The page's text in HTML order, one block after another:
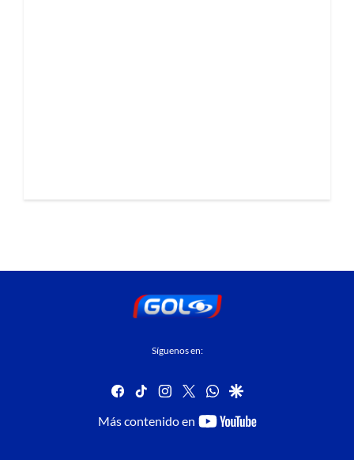
Síguenos en:
facebook
tiktok instagram
twitterwhatsapp
google
Más contenido en
youtube-